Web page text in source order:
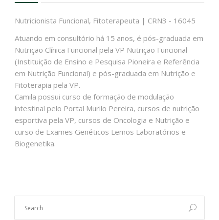
Nutricionista Funcional, Fitoterapeuta | CRN3 - 16045
Atuando em consultório há 15 anos, é pós-graduada em
Nutrição Clínica Funcional pela VP Nutrição Funcional
(Instituição de Ensino e Pesquisa Pioneira e Referência
em Nutrição Funcional) e pós-graduada em Nutrição e
Fitoterapia pela VP.
Camila possui curso de formação de modulação
intestinal pelo Portal Murilo Pereira, cursos de nutrição
esportiva pela VP, cursos de Oncologia e Nutrição e
curso de Exames Genéticos Lemos Laboratórios e
Biogenetika.